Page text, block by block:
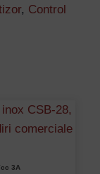
, Control
3A